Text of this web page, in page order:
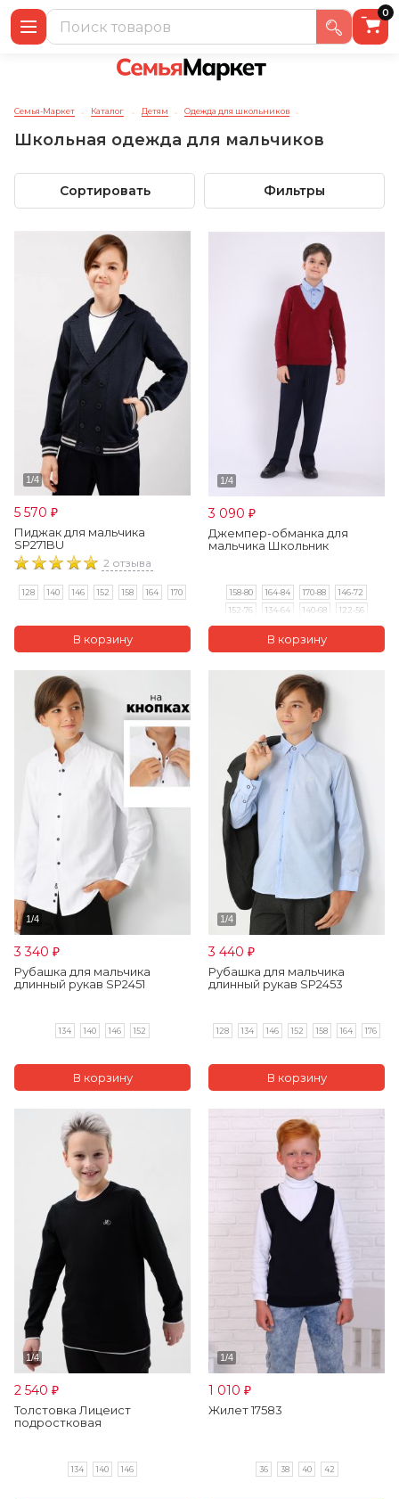
0
Семья-Маркет → Каталог → Детям → Одежда для школьников →
Школьная одежда для мальчиков
Сортировать Фильтры
5 570 ₽
Пиджак для мальчика
SP271BU
2 отзыва
128 140 146 152 158 164 170
3 090 ₽
Джемпер-обманка для
мальчика Школьник
158-80 164-84 170-88
146-72
152-76
134-64 140-68
122-56
128-60
3 340 ₽
Рубашка для мальчика
длинный рукав SP2451
134 140 146 152
3 440 ₽
Рубашка для мальчика
длинный рукав SP2453
128 134 146 152 158 164 176
2 540 ₽
Толстовка Лицеист
подростковая
134 140 146
1 010 ₽
Жилет 17583
36 38 40 42